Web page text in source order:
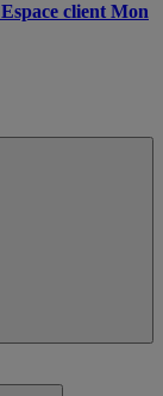
Espace client Mon